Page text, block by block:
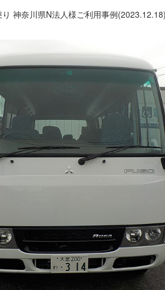
神奈川県N法人様ご利用事例(2023.12.18)